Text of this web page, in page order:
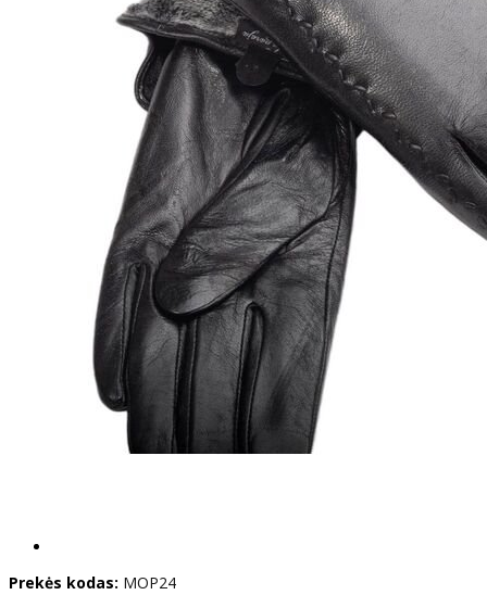
Prekės kodas: MOP24